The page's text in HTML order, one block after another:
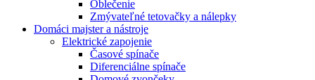
Oblečenie
Zmývateľné tetovačky a nálepky
Domáci majster a nástroje
Elektrické zapojenie
Časové spínače
Diferenciálne spínače